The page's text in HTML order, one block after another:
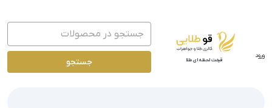
ورود
قیمت لحظه ای طلا جستجو